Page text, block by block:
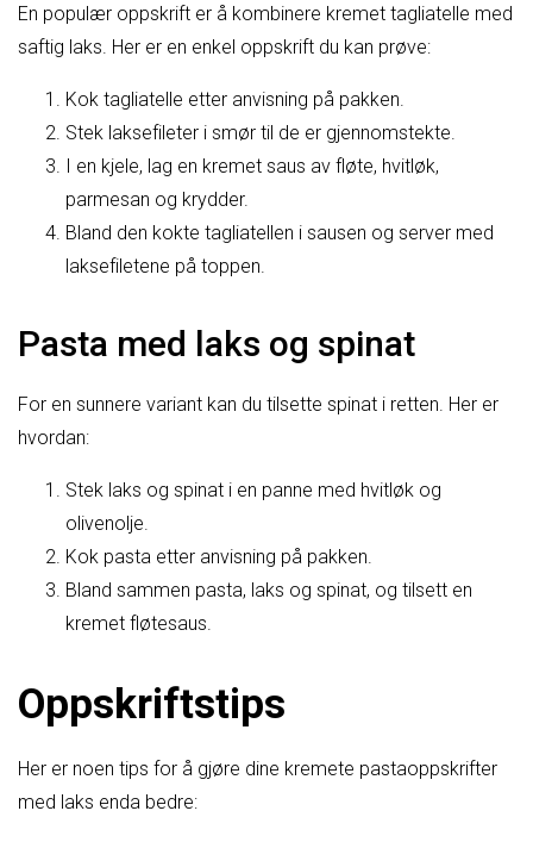
En populær oppskrift er å kombinere kremet tagliatelle med
saftig laks. Her er en enkel oppskrift du kan prøve:
Kok tagliatelle etter anvisning på pakken.
Stek laksefileter i smør til de er gjennomstekte.
I en kjele, lag en kremet saus av fløte, hvitløk,
parmesan og krydder.
Bland den kokte tagliatellen i sausen og server med
laksefiletene på toppen.
Pasta med laks og spinat
For en sunnere variant kan du tilsette spinat i retten. Her er
hvordan:
Stek laks og spinat i en panne med hvitløk og
olivenolje.
Kok pasta etter anvisning på pakken.
Bland sammen pasta, laks og spinat, og tilsett en
kremet fløtesaus.
Oppskriftstips
Her er noen tips for å gjøre dine kremete pastaoppskrifter
med laks enda bedre: